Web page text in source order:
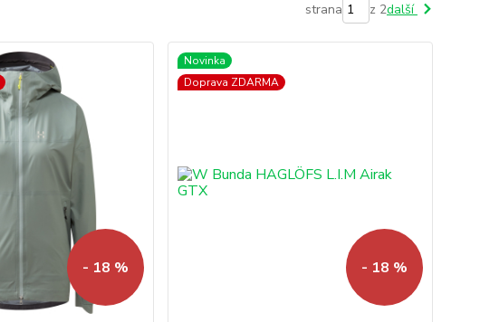
strana z 2další
- 18 %
Novinka
Doprava ZDARMA
- 18 %